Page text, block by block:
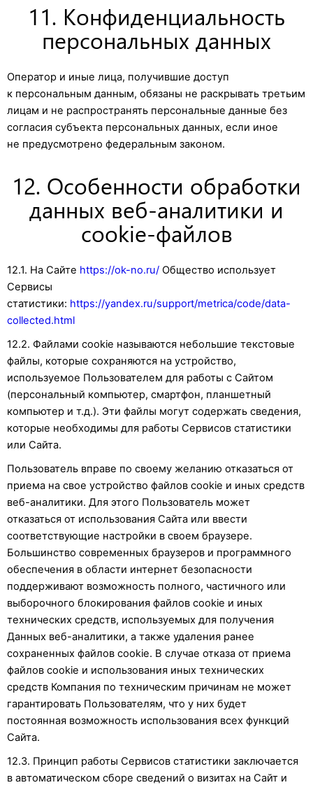
11. Конфиденциальность
персональных данных
Оператор и иные лица, получившие доступ
к персональным данным, обязаны не раскрывать третьим
лицам и не распространять персональные данные без
согласия субъекта персональных данных, если иное
не предусмотрено федеральным законом.
12. Особенности обработки
данных веб-аналитики и
cookie-файлов
12.1. На Сайте https://ok-no.ru/ Общество использует
Сервисы
статистики: https://yandex.ru/support/metrica/code/data-
collected.html
12.2. Файлами cookie называются небольшие текстовые
файлы, которые сохраняются на устройство,
используемое Пользователем для работы с Сайтом
(персональный компьютер, смартфон, планшетный
компьютер и т.д.). Эти файлы могут содержать сведения,
которые необходимы для работы Сервисов статистики
или Сайта.
Пользователь вправе по своему желанию отказаться от
приема на свое устройство файлов cookie и иных средств
веб-аналитики. Для этого Пользователь может
отказаться от использования Сайта или ввести
соответствующие настройки в своем браузере.
Большинство современных браузеров и программного
обеспечения в области интернет безопасности
поддерживают возможность полного, частичного или
выборочного блокирования файлов cookie и иных
технических средств, используемых для получения
Данных веб-аналитики, а также удаления ранее
сохраненных файлов cookie. В случае отказа от приема
файлов cookie и использования иных технических
средств Компания по техническим причинам не может
гарантировать Пользователям, что у них будет
постоянная возможность использования всех функций
Сайта.
12.3. Принцип работы Сервисов статистики заключается
в автоматическом сборе сведений о визитах на Сайт и